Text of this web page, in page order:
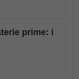
prime: i